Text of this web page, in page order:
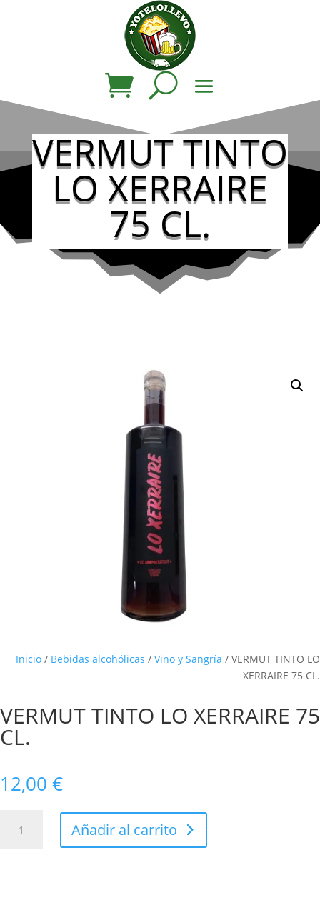
VERMUT TINTO
LO XERRAIRE
75 CL.
Inicio / Bebidas alcohólicas / Vino y Sangría / VERMUT TINTO LO
XERRAIRE 75 CL.
VERMUT TINTO LO XERRAIRE 75
CL.
12,00 €
TINTO
Añadir al carrito